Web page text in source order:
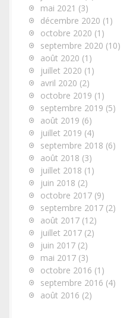
mai 2021 (3)
décembre 2020 (1)
octobre 2020 (1)
septembre 2020 (10)
août 2020 (1)
juillet 2020 (1)
avril 2020 (2)
octobre 2019 (1)
septembre 2019 (5)
août 2019 (6)
juillet 2019 (4)
septembre 2018 (6)
août 2018 (3)
juillet 2018 (1)
juin 2018 (2)
octobre 2017 (9)
septembre 2017 (2)
août 2017 (12)
juillet 2017 (2)
juin 2017 (2)
mai 2017 (3)
octobre 2016 (1)
septembre 2016 (4)
août 2016 (2)